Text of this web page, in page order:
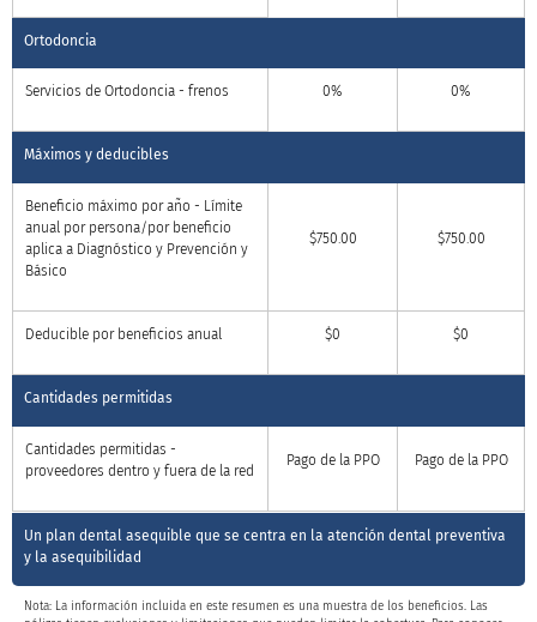
Ortodoncia
Servicios de Ortodoncia - frenos 0% 0%
Máximos y deducibles
Beneficio máximo por año - Límite
anual por persona/por beneficio
aplica a Diagnóstico y Prevención y
Básico
$750.00 $750.00
Deducible por beneficios anual $0 $0
Cantidades permitidas
Cantidades permitidas -
proveedores dentro y fuera de la red
Pago de la PPO Pago de la PPO
Un plan dental asequible que se centra en la atención dental preventiva
y la asequibilidad
Nota: La información incluida en este resumen es una muestra de los beneficios. Las